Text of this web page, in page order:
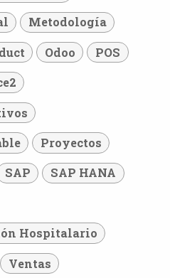
Metodología
Odoo POS
Proyectos
SAP SAP HANA
Hospitalario
Ventas